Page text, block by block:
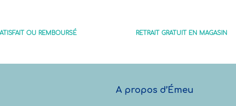
OU REMBOURSÉ RETRAIT GRATUIT EN MAGASIN
A propos d’Émeu